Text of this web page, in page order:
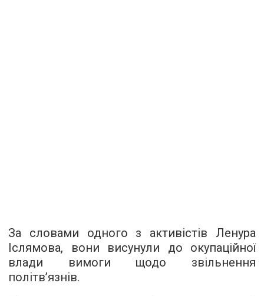
За словами одного з активістів Ленура
Іслямова, вони висунули до окупаційної
влади вимоги щодо звільнення
політв’язнів.